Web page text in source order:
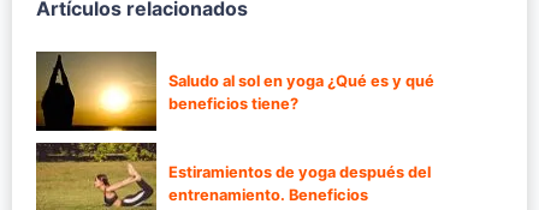
Artículos relacionados
Saludo al sol en yoga ¿Qué es y qué
beneficios tiene?
Estiramientos de yoga después del
entrenamiento. Beneficios